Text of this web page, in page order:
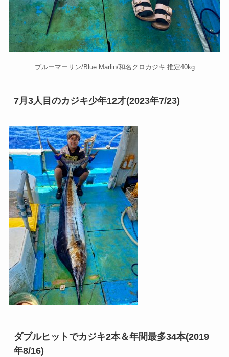
ブルーマーリン/Blue Marlin/和名クロカジキ 推定40kg
7月3人目のカジキ少年12才(2023年7/23)
ダブルヒットでカジキ2本＆年間最多34本(2019
年8/16)